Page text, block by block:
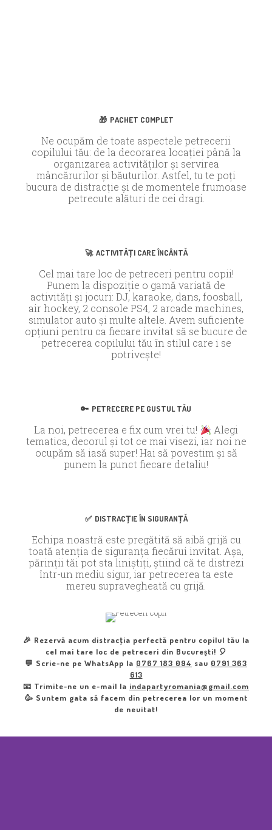
🎁 PACHET COMPLET
Ne ocupăm de toate aspectele petrecerii
copilului tău: de la decorarea locației până la
organizarea activităților și servirea
mâncărurilor și băuturilor. Astfel, tu te poți
bucura de distracție și de momentele frumoase
petrecute alături de cei dragi.
🚀 ACTIVITĂȚI CARE ÎNCÂNTĂ
Cel mai tare loc de petreceri pentru copii!
Punem la dispoziție o gamă variată de
activități și jocuri: DJ, karaoke, dans, foosball,
air hockey, 2 console PS4, 2 arcade machines,
simulator auto și multe altele. Avem suficiente
opțiuni pentru ca fiecare invitat să se bucure de
petrecerea copilului tău în stilul care i se
potrivește!
🔑 PETRECERE PE GUSTUL TĂU
La noi, petrecerea e fix cum vrei tu!
Alegi
tematica, decorul și tot ce mai visezi, iar noi ne
ocupăm să iasă super! Hai să povestim și să
punem la punct fiecare detaliu!
✅ DISTRACȚIE ÎN SIGURANȚĂ
Echipa noastră este pregătită să aibă grijă cu
toată atenția de siguranța fiecărui invitat. Așa,
părinții tăi pot sta liniștiți, știind că te distrezi
într-un mediu sigur, iar petrecerea ta este
mereu supravegheată cu grijă.
🎉 Rezervă acum distracția perfectă pentru copilul tău la
cel mai tare loc de petreceri din București! 🎈
💬 Scrie-ne pe WhatsApp la 0767 183 094 sau 0791 363
613
📧 Trimite-ne un e-mail la indapartyromania@gmail.com
🥳 Suntem gata să facem din petrecerea lor un moment
de neuitat!